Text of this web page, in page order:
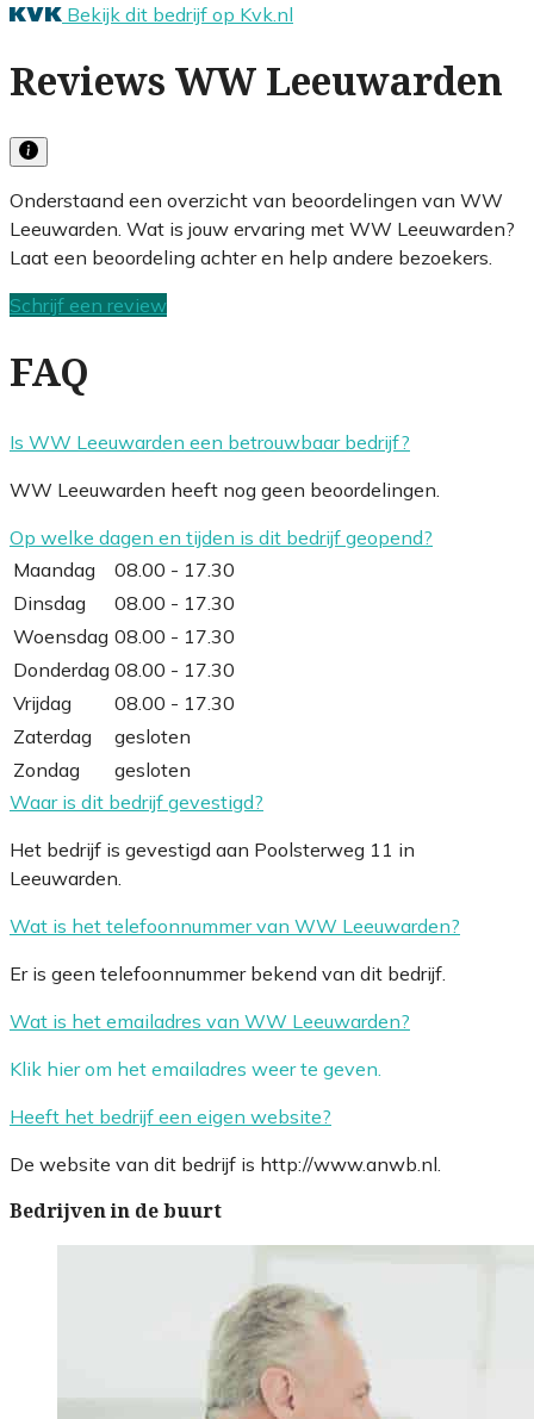
Bekijk dit bedrijf op Kvk.nl
Reviews WW Leeuwarden
Onderstaand een overzicht van beoordelingen van WW
Leeuwarden. Wat is jouw ervaring met WW Leeuwarden?
Laat een beoordeling achter en help andere bezoekers.
Schrijf een review
FAQ
Is WW Leeuwarden een betrouwbaar bedrijf?
WW Leeuwarden heeft nog geen beoordelingen.
Op welke dagen en tijden is dit bedrijf geopend?
Maandag
08.00 - 17.30
Dinsdag
08.00 - 17.30
Woensdag 08.00 - 17.30
Donderdag 08.00 - 17.30
Vrijdag
08.00 - 17.30
Zaterdag
gesloten
Zondag
gesloten
Waar is dit bedrijf gevestigd?
Het bedrijf is gevestigd aan Poolsterweg 11 in
Leeuwarden.
Wat is het telefoonnummer van WW Leeuwarden?
Er is geen telefoonnummer bekend van dit bedrijf.
Wat is het emailadres van WW Leeuwarden?
Klik hier om het emailadres weer te geven.
Heeft het bedrijf een eigen website?
De website van dit bedrijf is http://www.anwb.nl.
Bedrijven in de buurt